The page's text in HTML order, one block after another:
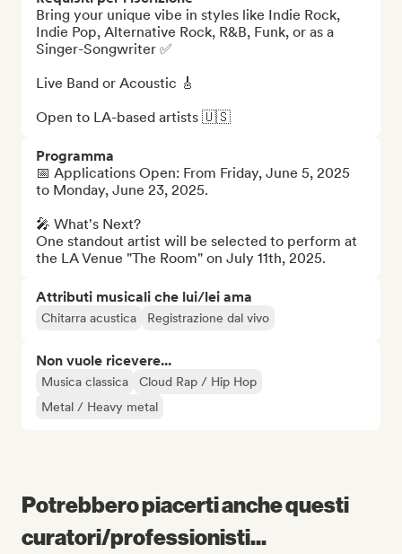
Bring your unique vibe in styles like Indie Rock,
Indie Pop, Alternative Rock, R&B, Funk, or as a
Singer-Songwriter ✅
Live Band or Acoustic 🎸
Open to LA-based artists 🇺🇸
Programma
📅 Applications Open: From Friday, June 5, 2025
to Monday, June 23, 2025.
🎤 What's Next?
One standout artist will be selected to perform at
the LA Venue "The Room" on July 11th, 2025.
Attributi musicali che lui/lei ama
Chitarra acustica Registrazione dal vivo
Non vuole ricevere...
Musica classica
Cloud Rap / Hip Hop
Metal / Heavy metal
Potrebbero piacerti anche questi
curatori/professionisti...